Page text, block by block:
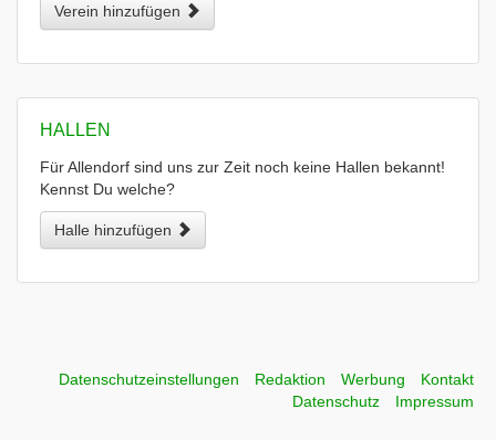
Verein hinzufügen
HALLEN
Für Allendorf sind uns zur Zeit noch keine Hallen bekannt!
Kennst Du welche?
Halle hinzufügen
Datenschutzeinstellungen Redaktion Werbung
Kontakt
Datenschutz
Impressum